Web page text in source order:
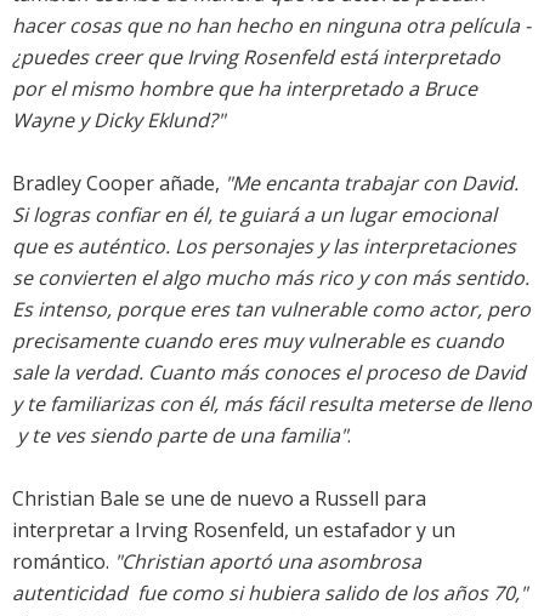
hacer cosas que no han hecho en ninguna otra película -
¿puedes creer que Irving Rosenfeld está interpretado
por el mismo hombre que ha interpretado a Bruce
Wayne y Dicky Eklund?"
Bradley Cooper añade, "Me encanta trabajar con David.
Si logras confiar en él, te guiará a un lugar emocional
que es auténtico. Los personajes y las interpretaciones
se convierten el algo mucho más rico y con más sentido.
Es intenso, porque eres tan vulnerable como actor, pero
precisamente cuando eres muy vulnerable es cuando
sale la verdad. Cuanto más conoces el proceso de David
y te familiarizas con él, más fácil resulta meterse de lleno
 y te ves siendo parte de una familia".
Christian Bale se une de nuevo a Russell para
interpretar a Irving Rosenfeld, un estafador y un
romántico. "Christian aportó una asombrosa
autenticidad  fue como si hubiera salido de los años 70,"